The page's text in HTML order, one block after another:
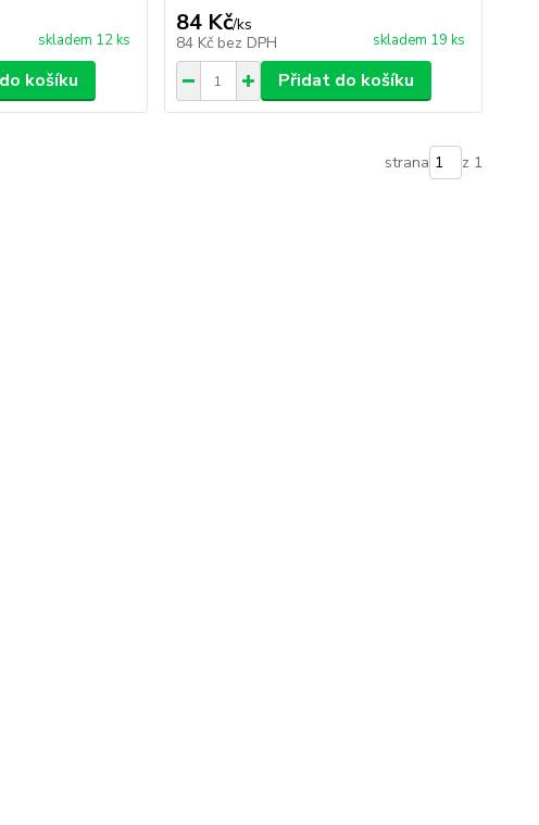
skladem 12 ks
košíku
84 Kč/ks
84 Kč bez DPH skladem 19 ks
Přidat do košíku
strana z 1